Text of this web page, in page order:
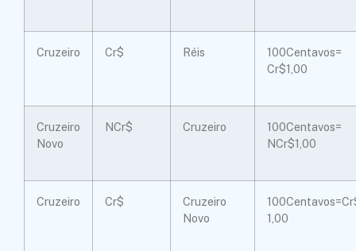
Cruzeiro Cr$ Réis
100Centavos=
Cr$1,00
Cruzeiro
Novo
NCr$ Cruzeiro
100Centavos=
NCr$1,00
Cruzeiro Cr$
Cruzeiro
Novo
1,00